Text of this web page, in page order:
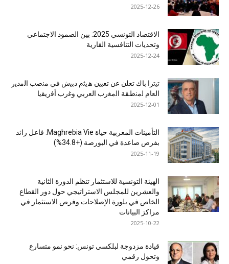
2025-12-26
الاقتصاد التونسي 2025: بين الصمود الاجتماعي
وتحديات التنافسية القارية
2025-12-24
ﺗﯾﺗرا ﺑﺎك ﺗﻌﻠن ﻋن ﺗﻌﯾﯾن ھﯾﺛم دﺑﯾش ﻓﻲ ﻣﻧﺻب اﻟﻣدﯾر
اﻟﻌﺎم ﻟﻣﻧطﻘﺔ اﻟﻣﻐرب اﻟﻌرﺑﻲ وﻏرب أﻓرﯾﻘﯾﺎ
2025-12-01
التأمينات المغربية حياة Maghrebia Vie: فاعل رائد
بفرص صاعدة في البورصة (+34.8%)
2025-11-19
الهيئة التونسية للاستثمار تنظم الدورة الثانية
والعشرين للمجلس الاستراتيجي حول دور القطاع
الخاص في بلورة الإصلاحات وفرص الاستثمار في
مراكز البيانات
2025-10-22
قيادة مزدوجة لبلكسي تونس: نحو نمو متسارع
وتحول رقمي